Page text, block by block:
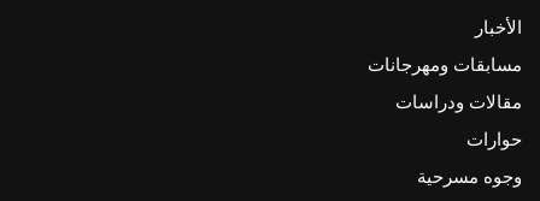
الأخبار
مسابقات ومهرجانات
مقالات ودراسات
حوارات
وجوه مسرحية